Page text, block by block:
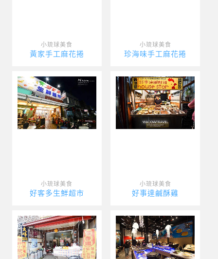
小琉球美食
黃家手工麻花捲
小琉球美食
珍海味手工麻花捲
小琉球美食
好客多生鮮超市
小琉球美食
好事達鹹酥雞